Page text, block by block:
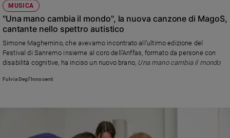
Papa
Chiesa
Chiesa
e
Santi
MUSICA
"Una mano cambia il mondo", la nuova canzone di MagoS,
cantante nello spettro autistico
Simone Maghernino, che avevamo incontrato all’ultimo edizione del
Festival di Sanremo insieme al coro dell’Anffas, formato da persone con
disabilità cognitive, ha inciso un nuovo brano, Una mano cambia il mondo
Fulvia Degl'Innocenti